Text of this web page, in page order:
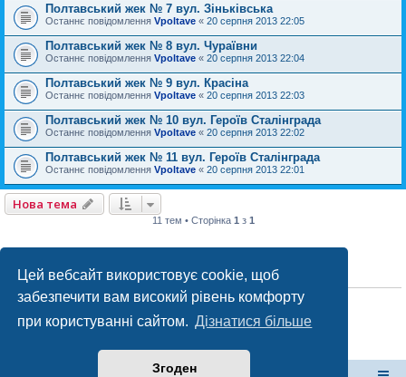
Цей вебсайт використовує cookie, щоб
забезпечити вам високий рівень комфорту
при користуванні сайтом. Дізнатися більше
Згоден
Полтавський жек № 7 вул. Зіньківська
Останнє повідомлення Vpoltave « 20 серпня 2013 22:05
Полтавський жек № 8 вул. Чураївни
Останнє повідомлення Vpoltave « 20 серпня 2013 22:04
Полтавський жек № 9 вул. Красіна
Останнє повідомлення Vpoltave « 20 серпня 2013 22:03
Полтавський жек № 10 вул. Героїв Сталінграда
Останнє повідомлення Vpoltave « 20 серпня 2013 22:02
Полтавський жек № 11 вул. Героїв Сталінграда
Останнє повідомлення Vpoltave « 20 серпня 2013 22:01
Нова тема
11 тем • Сторінка 1 з 1
ПРАВА ДОСТУПУ
Вине можетестворювати нові теми у цьому форумі
не можетередагувати ваші повідомлення у цьому форумі
додавати файли у цьому форумі